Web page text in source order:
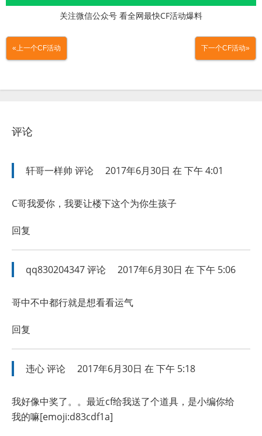
关注微信公众号 看全网最快CF活动爆料
«上一个CF活动 下一个CF活动»
评论
轩哥一样帅 评论 2017年6月30日 在 下午 4:01
C哥我爱你，我要让楼下这个为你生孩子
回复
qq830204347评论 2017年6月30日 在 下午 5:06
哥中不中都行就是想看看运气
回复
违心评论 2017年6月30日 在 下午 5:18
我好像中奖了。。最近cf给我送了个道具，是小编你给
我的嘛[emoji:d83cdf1a]